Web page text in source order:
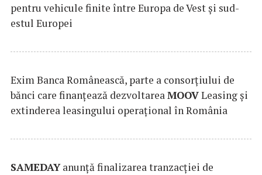
pentru vehicule finite între Europa de Vest și sud-
estul Europei
Exim Banca Românească, parte a consorțiului de
bănci care finanțează dezvoltareaMOOVLeasing și
extinderea leasingului operațional în România
SAMEDAYanunță finalizarea tranzacției de